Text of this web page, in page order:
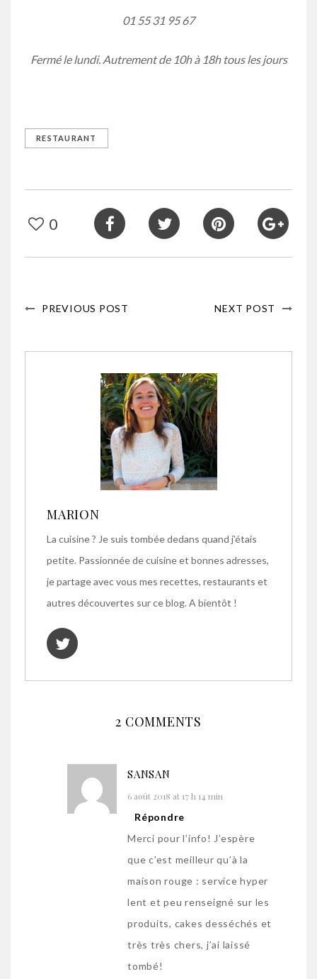
01 55 31 95 67
Fermé le lundi. Autrement de 10h à 18h tous les jours
RESTAURANT
0
PREVIOUS POST NEXT POST
MARION
La cuisine ? Je suis tombée dedans quand j'étais
petite. Passionnée de cuisine et bonnes adresses,
je partage avec vous mes recettes, restaurants et
autres découvertes sur ce blog. A bientôt !
2 COMMENTS
SANSAN
6 août 2018 at 17 h 14 min
Répondre
Merci pour l’info! J’espère
que c’est meilleur qu’à la
maison rouge : service hyper
lent et peu renseigné sur les
produits, cakes desséchés et
très très chers, j’ai laissé
tombé!